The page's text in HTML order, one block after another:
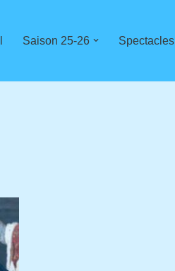
Saison 25-26 Spectacles